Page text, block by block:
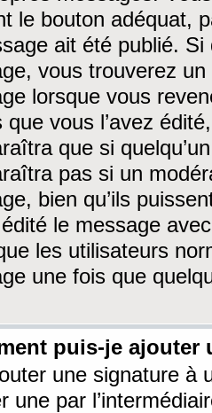
le bouton adéquat,
ait été publié. Si
vous trouverez
lorsque vous
que vous l’avez
que si
pas si un
bien qu’ils
le message
les utilisateurs
une fois que
puis-je ajouter
une signature à
une par